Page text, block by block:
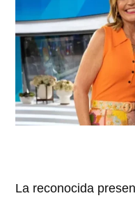
La reconocida